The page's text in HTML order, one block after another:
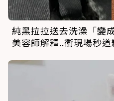
純黑拉拉送去洗澡「變
美容師解釋..衝現場秒道